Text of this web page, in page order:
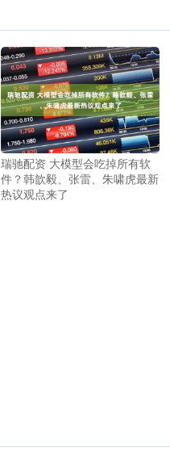
瑞驰配资 大模型会吃掉所有软
件？韩歆毅、张雷、朱啸虎最新
热议观点来了